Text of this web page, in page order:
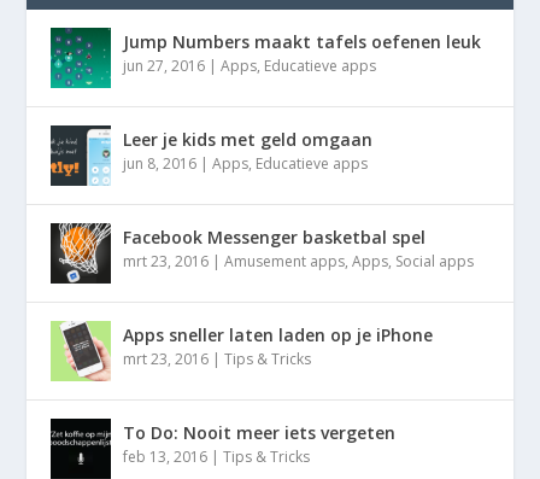
Jump Numbers maakt tafels oefenen leuk
jun 27, 2016 |Apps, Educatieve apps
Leer je kids met geld omgaan
jun 8, 2016 |Apps, Educatieve apps
Facebook Messenger basketbal spel
mrt 23, 2016 |Amusement apps,Apps, Social apps
Apps sneller laten laden op je iPhone
mrt 23, 2016 |Tips & Tricks
To Do: Nooit meer iets vergeten
feb 13, 2016 |Tips & Tricks